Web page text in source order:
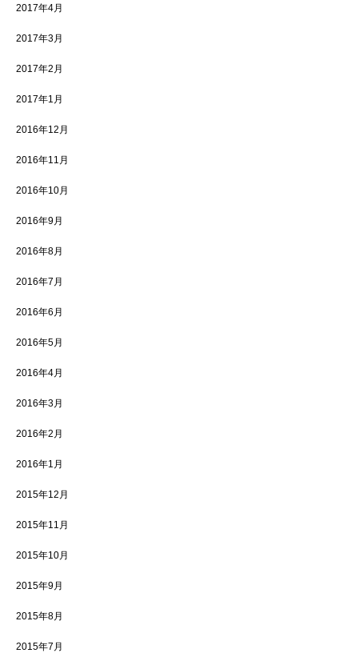
2017年4月
2017年3月
2017年2月
2017年1月
2016年12月
2016年11月
2016年10月
2016年9月
2016年8月
2016年7月
2016年6月
2016年5月
2016年4月
2016年3月
2016年2月
2016年1月
2015年12月
2015年11月
2015年10月
2015年9月
2015年8月
2015年7月